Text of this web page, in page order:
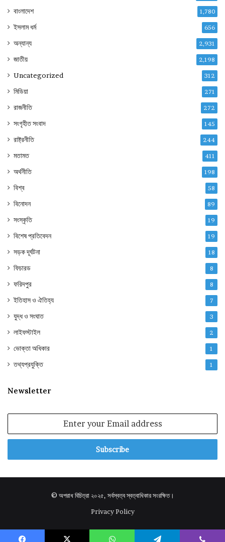
বাংলাদেশ 1,780
ইসলাম ধর্ম 656
অন্যান্য 2,931
জাতীয় 2,198
Uncategorized 312
মিডিয়া 271
রাজনীতি 272
সংগৃহীত সংবাদ 145
রাষ্ট্রনীতি 244
মতামত 411
অর্থনীতি 198
বিশ্ব 58
বিনোদন 89
সংস্কৃতি 19
বিশেষ প্রতিবেদন 19
সড়ক দূর্ঘটনা 18
ফিচারড 8
ফরিদপুর 8
ইতিহাস ও ঐতিহ্য 7
যুদ্ধ ও সংঘাত 3
লাইফস্টাইল 2
ভোক্তা অধিকার 1
তথ্যপ্রযুক্তি 1
Newsletter
Email
© অপরাধ বিচিত্রা ২০২৫, সর্বস্বত্ব স্বত্বাধিকার সংরক্ষিত।
Privacy Policy